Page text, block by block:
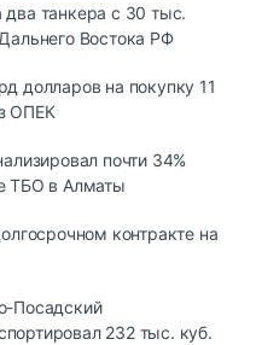
танкера с 30 тыс.
Востока РФ
долларов на покупку 11
ОПЕК
почти 34%
ТБО в Алматы
контракте на
Посадский
232 тыс. куб.